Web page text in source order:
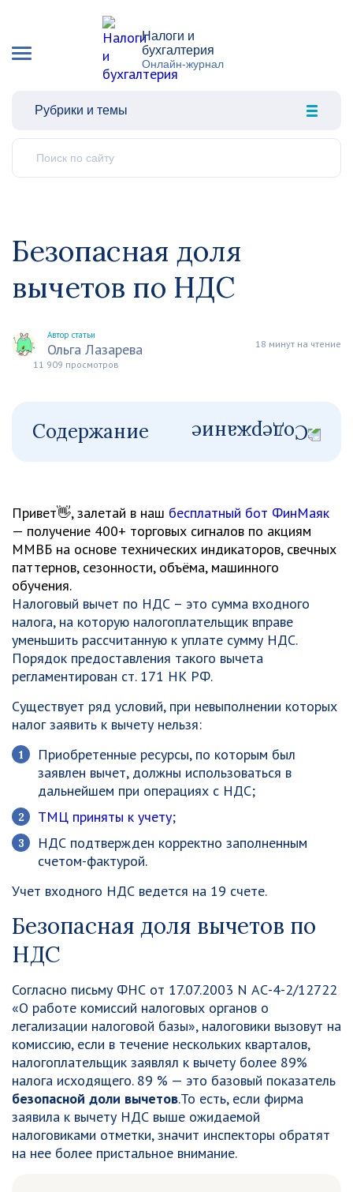
Налоги и
бухгалтерия
Онлайн-журнал
Рубрики и темы
Безопасная доля
вычетов по НДС
Автор статьи
Ольга Лазарева
18 минут на чтение
11 909 просмотров
Содержание
Привет👋, залетай в наш бесплатный бот ФинМаяк
— получение 400+ торговых сигналов по акциям
ММВБ на основе технических индикаторов, свечных
паттернов, сезонности, объёма, машинного
обучения.
Налоговый вычет по НДС – это сумма входного
налога, на которую налогоплательщик вправе
уменьшить рассчитанную к уплате сумму НДС.
Порядок предоставления такого вычета
регламентирован ст. 171 НК РФ.
Существует ряд условий, при невыполнении которых
налог заявить к вычету нельзя:
Приобретенные ресурсы, по которым был
заявлен вычет, должны использоваться в
дальнейшем при операциях с НДС;
ТМЦ приняты к учету;
НДС подтвержден корректно заполненным
счетом-фактурой.
Учет входного НДС ведется на 19 счете.
Безопасная доля вычетов по
НДС
Согласно письму ФНС от 17.07.2003 N АС-4-2/12722
«О работе комиссий налоговых органов о
легализации налоговой базы», налоговики вызовут на
комиссию, если в течение нескольких кварталов,
налогоплательщик заявлял к вычету более 89%
налога исходящего. 89 % — это базовый показатель
безопасной доли вычетов.То есть, если фирма
заявила к вычету НДС выше ожидаемой
налоговиками отметки, значит инспекторы обратят
на нее более пристальное внимание.